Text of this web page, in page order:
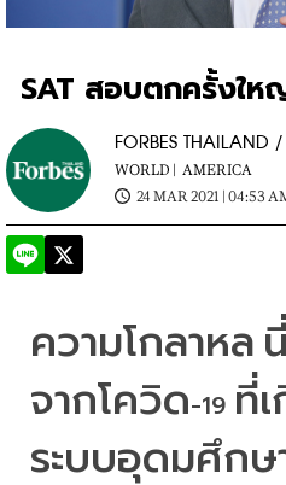
SAT สอบตกครั้งให
FORBES THAILAND
WORLD | AMERICA
24 MAR 2021 | 04:53
ความโกลาหล
จากโควิด-19 ที่
ระบบอุดมศึกษ